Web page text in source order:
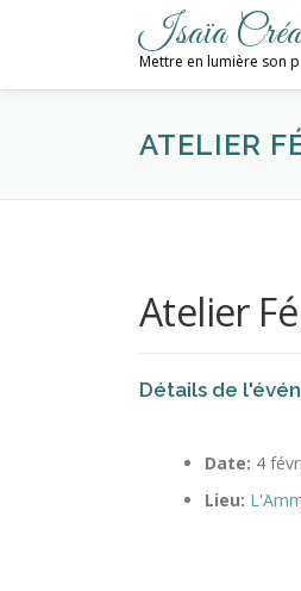
Isaïa
Mettre en lumière son
ATELIER
Atelier
Détails de
Date: 4
Lieu: